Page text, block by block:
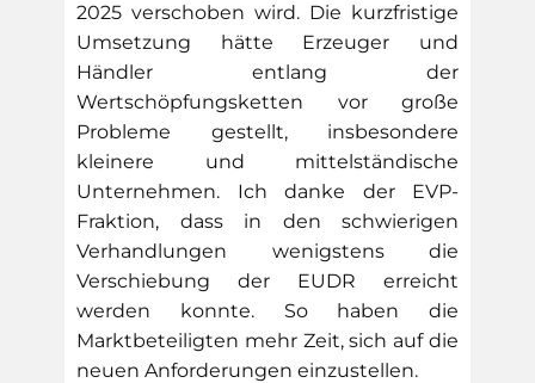
2025 verschoben wird. Die kurzfristige
Umsetzung hätte Erzeuger und
Händler entlang der
Wertschöpfungsketten vor große
Probleme gestellt, insbesondere
kleinere und mittelständische
Unternehmen. Ich danke der EVP-
Fraktion, dass in den schwierigen
Verhandlungen wenigstens die
Verschiebung der EUDR erreicht
werden konnte. So haben die
Marktbeteiligten mehr Zeit, sich auf die
neuen Anforderungen einzustellen.